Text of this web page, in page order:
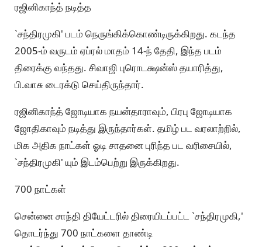
ரஜினிகாந்த் நடித்த
`சந்திரமுகி' படம் நெருங்கிக்கொண்டிருக்கிறது. கடந்த
2005-ம் வருடம் ஏப்ரல் மாதம் 14-ந் தேதி, இந்த படம்
திரைக்கு வந்தது. சிவாஜி புரொடக்ஷன்ஸ் தயாரித்து,
பி.வாசு டைரக்டு செய்திருந்தார்.
ரஜினிகாந்த் ஜோடியாக நயன்தாராவும், பிரபு ஜோடியாக
ஜோதிகாவும் நடித்து இருந்தார்கள். தமிழ் பட வரலாற்றில்,
மிக அதிக நாட்கள் ஓடி சாதனை புரிந்த பட வரிசையில்,
`சந்திரமுகி' யும் இடம்பெற்று இருக்கிறது.
700 நாட்கள்
சென்னை சாந்தி தியேட்டரில் திரையிடப்பட்ட `சந்திரமுகி,'
தொடர்ந்து 700 நாட்களை தாண்டி